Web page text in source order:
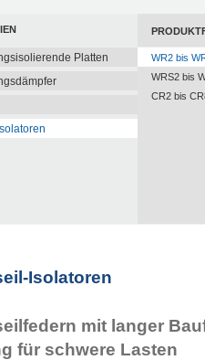
Platten
WR2 bis
WRS2 bis
CR2 bis
Isolatoren
mit langer
für schwere Lasten